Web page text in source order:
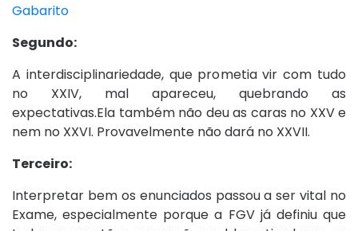
Gabarito
Segundo:
A interdisciplinariedade, que prometia vir com tudo
no XXIV, mal apareceu, quebrando as
expectativas.Ela também não deu as caras no XXV e
nem no XXVI. Provavelmente não dará no XXVII.
Terceiro:
Interpretar bem os enunciados passou a ser vital no
Exame, especialmente porque a FGV já definiu que